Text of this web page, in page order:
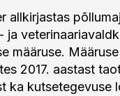
allkirjastas
ja
määruse.
2017. aastast
ka kutsetegevuse